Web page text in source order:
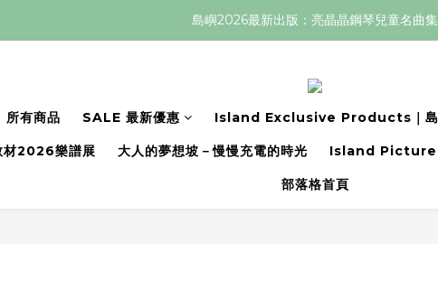
島嶼2026最新出版：亮晶晶鋼琴兒童名曲集
所有商品 SALE 最新優惠 Island Exclusive Products｜島
材2026樂譜展 大人的夢想坡－慢慢充電的時光 Island Picture
部落格首頁